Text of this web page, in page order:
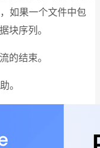
如果一个文件中包
块序列。
的结束。
。